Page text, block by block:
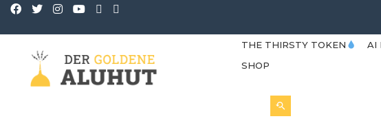
THE THIRSTY TOKEN
AI
SHOP